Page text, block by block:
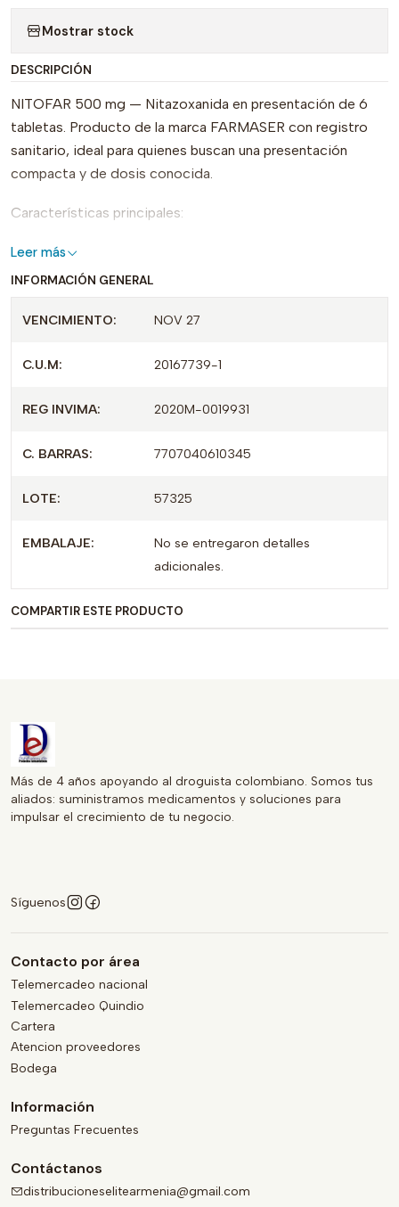
Mostrar stock
DESCRIPCIÓN
NITOFAR 500 mg — Nitazoxanida en presentación de 6
tabletas. Producto de la marca FARMASER con registro
sanitario, ideal para quienes buscan una presentación
compacta y de dosis conocida.
Características principales:
Principio activo: Nitazoxanida 500 mg por tableta.
Presentación: envase con 6 tabletas.
Marca: FARMASER.
Registro e información sanitaria: REG INVIMA
Lote: 83723. Vencimiento: dic/25 (según embalaje).
Qué lo diferencia:
Formulación estándar de 500 mg por tableta, en un
Producto comercializado bajo registro INVIMA y
Palabras clave SEO recomendadas: Nitofar 500 mg,
Leer más
INFORMACIÓN GENERAL
VENCIMIENTO: NOV 27
C.U.M: 20167739-1
REG INVIMA: 2020M-0019931
C. BARRAS: 7707040610345
LOTE: 57325
EMBALAJE:
No se entregaron detalles
adicionales.
COMPARTIR ESTE PRODUCTO
Más de 4 años apoyando al droguista colombiano. Somos tus
aliados: suministramos medicamentos y soluciones para
impulsar el crecimiento de tu negocio.
Síguenos
Contacto por área
Telemercadeo nacional
Telemercadeo Quindio
Cartera
Atencion proveedores
Bodega
Información
Preguntas Frecuentes
Contáctanos
distribucioneselitearmenia@gmail.com